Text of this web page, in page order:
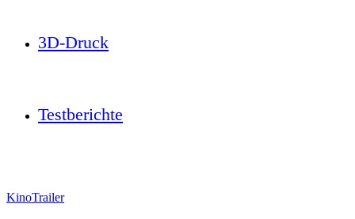
3D-Druck
Testberichte
KinoTrailer